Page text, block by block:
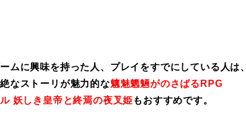
ムに興味を持った人、プレイをすでにしている人は、
なストーリが魅力的な魑魅魍魎がのさばるRPG
妖しき皇帝と終焉の夜叉姫 もおすすめです。